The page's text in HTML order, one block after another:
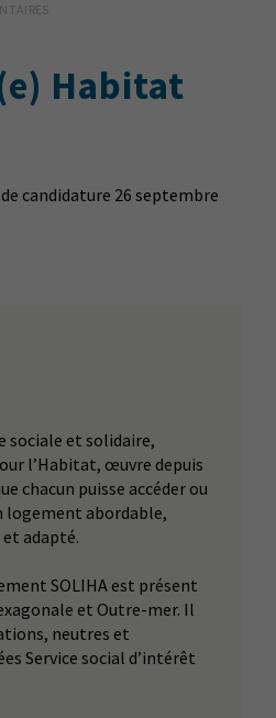
Habitat
candidature 26 septembre
sociale et solidaire,
l’Habitat, œuvre depuis
chacun puisse accéder ou
logement abordable,
adapté.
SOLIHA est présent
et Outre-mer. Il
neutres et
Service social d’intérêt